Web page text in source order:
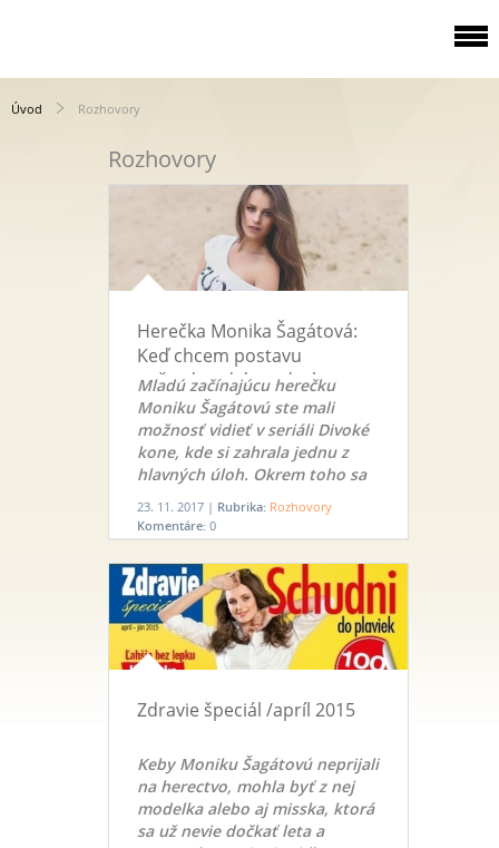
Úvod Rozhovory
Rozhovory
Herečka Monika Šagátová:
Keď chcem postavu
naštudovať dopodrobna,
príprava trvá aj niekoľko
týždňov /november 2017
Mladú začínajúcu herečku
Moniku Šagátovú ste mali
možnosť vidieť v seriáli Divoké
kone, kde si zahrala jednu z
hlavných úloh. Okrem toho sa
však objavila i v niekoľkých
divadelných inscenáciách
Slovenského národného
divadla a intenzívne sa venuje
štúdiu na VŠMU v Bratislave. V
rozhovore sme sa zamerali na
jej doterajšie herecké
skúsenosti.
23. 11. 2017 | Rubrika: Rozhovory
Komentáre: 0
Zdravie špeciál /apríl 2015
Keby Moniku Šagátovú neprijali
na herectvo, mohla byť z nej
modelka alebo aj misska, ktorá
sa už nevie dočkať leta a